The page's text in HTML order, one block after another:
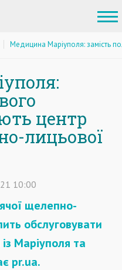
Медицина Маріуполя: замість
центр
лицьової
10:00
щелепно-
обслуговувати
Маріуполя та
pr.ua.